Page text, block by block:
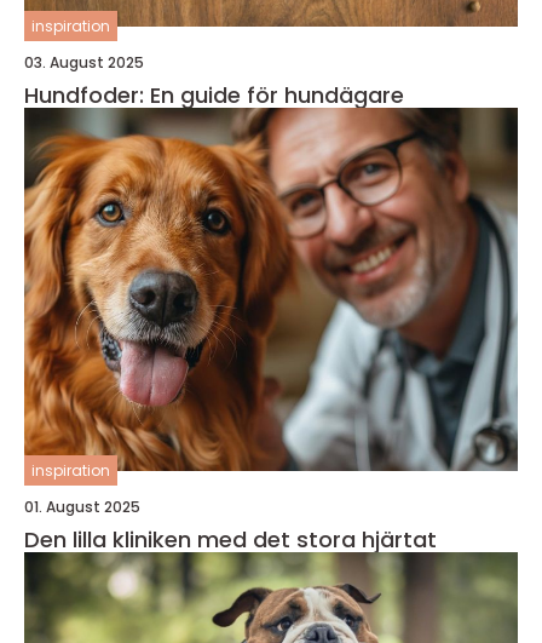
inspiration
03. August 2025
Hundfoder: En guide för hundägare
inspiration
01. August 2025
Den lilla kliniken med det stora hjärtat